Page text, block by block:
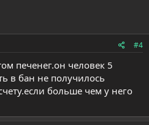
#4
печенег.он человек 5
в бан не получилось
больше чем у него